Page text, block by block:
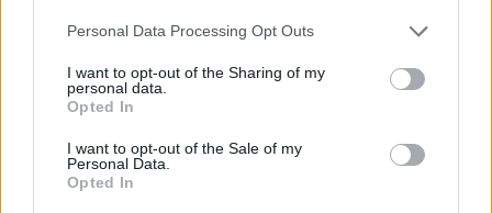
Please note that this website/app uses one or more Google
not limited to your visit or usage behaviour. You may click to
grant or deny consent to Google and its third-party tags to
use your data for below specified purposes in below Google
consent section.
Personal Data Processing Opt Outs
I want to opt-out of the Sharing of my
personal data.
Opted In
I want to opt-out of the Sale of my
Personal Data.
Opted In